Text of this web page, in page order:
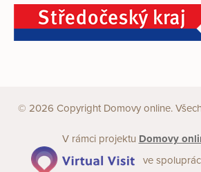
© 2026 Copyright Domovy online.
V rámci projektu Domovy
ve